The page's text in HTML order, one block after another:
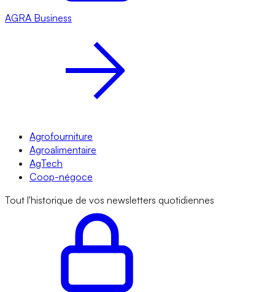
AGRA Business
Agrofourniture
Agroalimentaire
AgTech
Coop-négoce
Tout l'historique de vos newsletters quotidiennes